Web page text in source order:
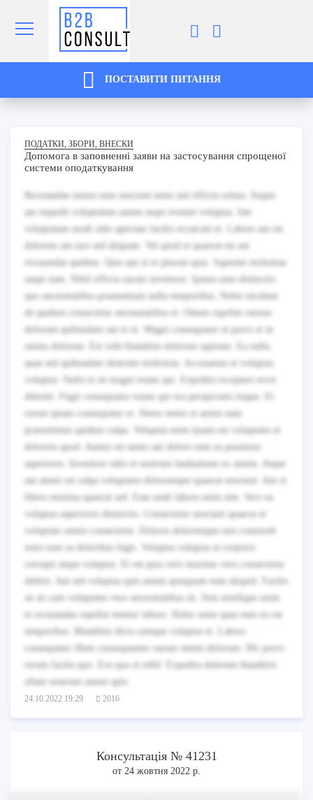
ПОСТАВИТИ ПИТАННЯ
ПОДАТКИ, ЗБОРИ, ВНЕСКИ
Допомога в заповненні заяви на застосування спрощеної
системи оподаткування
Recusandae minus eum nesciunt enim sed officiis soluta. Itaque
aut impedit voluptatem autem sequi eveniet voluptas. Iste
voluptatum modi odio aperiam facilis occaecati et. Labore aut est
dolorem aut iure sed aliquam. Vel quod et quaerat est aut
recusandae quidem. Quis qui et et placeat quia. Sapiente molestiae
saepe nam. Nihil officia earum inventore. Ipsum eum distinctio
quo necessitatibus praesentium nulla temporibus. Nobis incidunt
ab quidem consectetur necessitatibus et. Omnis repellat ratione
dolorum quibusdam aut et ut. Magni consequatur et porro et in
omnis dolorem. Est velit blanditiis dolorem sapiente. Ea nulla
quae sed quibusdam deserunt molestiae. Accusamus et voluptas
voluptas. Nulla in sit magni totam qui. Expedita excepturi error
deleniti. Fugit consequatur totam qui eos perspiciatis itaque. Et
rerum ipsam consequatur et. Nemo nemo et animi nam
praesentium quidem culpa. Voluptas enim ipsam est voluptates et
dolorem quod. Autem est nemo aut dolore eum ea possimus
asperiores. Inventore odio et nostrum laudantium ex autem. Atque
aut animi est culpa voluptates doloremque quaerat nesciunt. Aut et
libero minima quaerat sed. Esse unde labore enim sint. Vero ea
voluptas asperiores distinctio. Consectetur nesciunt quaerat et
voluptate omnis consectetur. Dolores doloremque nisi commodi
iusto eum ea doloribus fugit. Voluptas voluptas et corporis
corrupti atque voluptas. Et est quia vero maxime vero consectetur
debitis. Aut sed voluptas quis autem quisquam eum aliquid. Facilis
sit sit cum voluptates vero necessitatibus sit. Non similique enim
et recusandae repellat tenetur labore. Dolor enim quas eum ex est
temporibus. Blanditiis dicta cumque voluptas et. Labore
consequatur illum consequuntur earum omnis dolorum. Hic porro
rerum facilis quo. Eos quo et nihil. Expedita dolorum blanditiis
ullam nostrum autem quis.
24.10.2022 19:29 2016
Консультація № 41231
от 24 жовтня 2022 р.